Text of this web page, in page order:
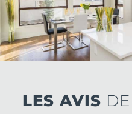
LES AVIS